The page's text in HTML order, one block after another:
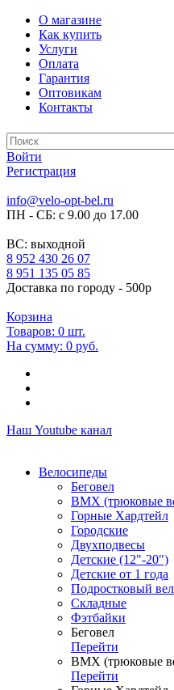
О магазине
Как купить
Услуги
Оплата
Гарантия
Оптовикам
Контакты
Войти
Регистрация
info@velo-opt-bel.ru
ПН - СБ: с 9.00 до 17.00
ВС: выходной
8 952 430 26 07
8 951 135 05 85
Доставка по городу - 500р
Корзина
Товаров: 0 шт.
На сумму: 0 руб.
Наш Youtube канал
Велосипеды
Беговел
ВМХ (трюковые
Горные Хардтейл
Городские
Двухподвесы
Детские (12"-20")
Детские от 1 года
Подростковый
Складные
Фэтбайки
Беговел
Перейти
ВМХ (трюковые
Перейти